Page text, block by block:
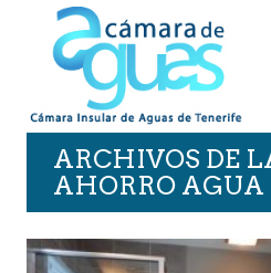
ARCHIVOS DE
AHORRO AGUA